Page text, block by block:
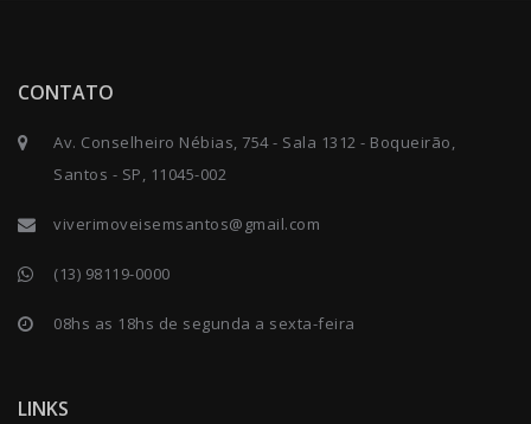
CONTATO
Av. Conselheiro Nébias, 754 - Sala 1312 - Boqueirão,
Santos - SP, 11045-002
viverimoveisemsantos@gmail.com
(13) 98119-0000
08hs as 18hs de segunda a sexta-feira
LINKS